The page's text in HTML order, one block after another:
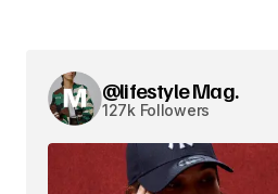
@lifestyle Mag.
127k Followers